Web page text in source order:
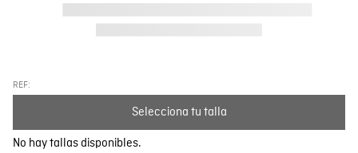
REF:
Selecciona tu talla
No hay tallas disponibles.
Por favor, inicia sesión para escribir un comentario.